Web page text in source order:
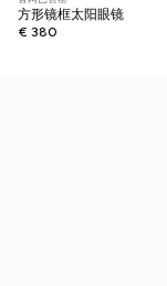
方形镜框太阳眼镜
€ 380